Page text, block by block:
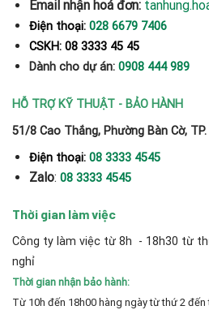
Email nhận hoá đơn:
Điện thoại: 028 6679 7406
CSKH: 08 3333 45 45
Dành cho dự án: 0908 444 989
HỖ TRỢ KỸ THUẬT - BẢO HÀNH
51/8 Cao Thắng, Phường Bàn Cờ,
Điện thoại: 08 3333 4545
Zalo: 08 3333 4545
Thời gian làm việc
Công ty làm việc từ 8h - 18h30 từ
nghỉ
Thời gian nhận bảo hành:
Từ 10h đến 18h00 hàng ngày từ thứ 2